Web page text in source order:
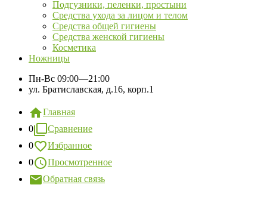
Подгузники, пеленки, простыни
Средства ухода за лицом и телом
Средства общей гигиены
Средства женской гигиены
Косметика
Ножницы
Пн-Вс 09:00—21:00
ул. Братиславская, д.16, корп.1
Главная
0
Сравнение
0
Избранное
0
Просмотренное
Обратная связь